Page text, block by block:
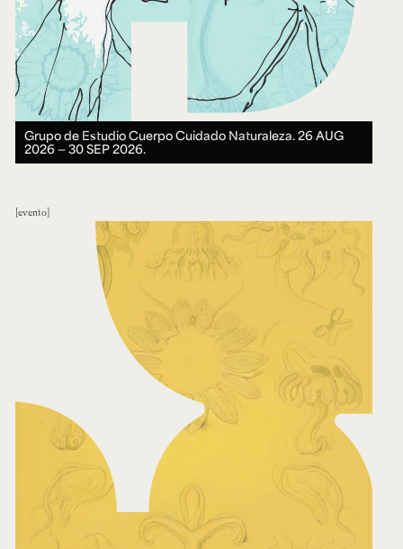
Grupo de Estudio Cuerpo Cuidado Naturaleza.26 AUG
2026 ― 30 SEP 2026.
evento